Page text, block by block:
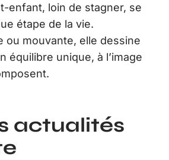
enfant, loin de stagner, se
étape de la vie.
ou mouvante, elle dessine
équilibre unique, à l’image
actualités